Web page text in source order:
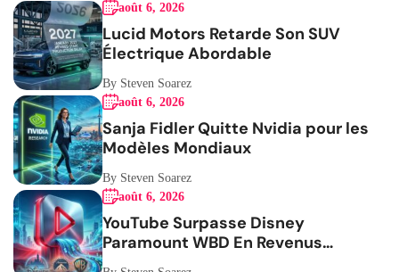
août 6, 2026
Lucid Motors Retarde Son SUV
Électrique Abordable
By Steven Soarez
août 6, 2026
Sanja Fidler Quitte Nvidia pour les
Modèles Mondiaux
By Steven Soarez
août 6, 2026
YouTube Surpasse Disney
Paramount WBD En Revenus
Publicitaires